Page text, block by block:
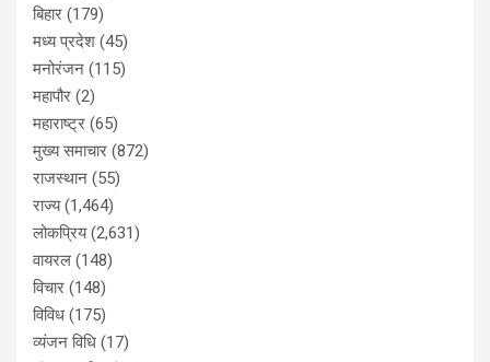
बिहार (179)
मध्य प्रदेश (45)
मनोरंजन (115)
महापौर (2)
महाराष्ट्र (65)
मुख्य समाचार (872)
राजस्थान (55)
राज्य(1,464)
लोकप्रिय(2,631)
वायरल (148)
विचार (148)
विविध (175)
व्यंजन विधि (17)